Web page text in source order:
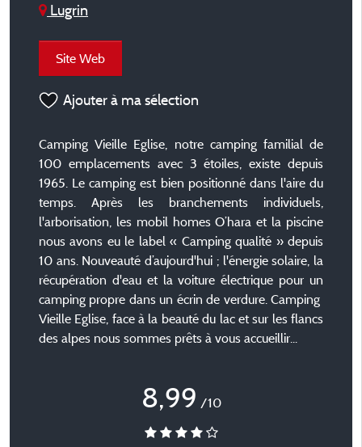
Lugrin
Site Web
Ajouter à ma sélection
Camping Vieille Eglise, notre camping familial de
100 emplacements avec 3 étoiles, existe depuis
1965. Le camping est bien positionné dans l'aire du
temps. Après les branchements individuels,
l'arborisation, les mobil homes O’hara et la piscine
nous avons eu le label « Camping qualité » depuis
10 ans. Nouveauté d’aujourd'hui ; l'énergie solaire, la
récupération d'eau et la voiture électrique pour un
camping propre dans un écrin de verdure. Camping
Vieille Eglise, face à la beauté du lac et sur les flancs
des alpes nous sommes prêts à vous accueillir...
8,99 /10